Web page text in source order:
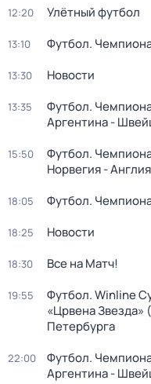
12:20 Улётный футбол
13:10 Футбол.
13:30 Новости
13:35
Футбол.
Аргентина -
15:50
Футбол.
Норвегия -
18:05 Футбол.
18:25 Новости
18:30 Все на Матч!
19:55
Футбол. Winline
«Црвена Звезда»
Петербурга
22:00
Футбол.
Аргентина -